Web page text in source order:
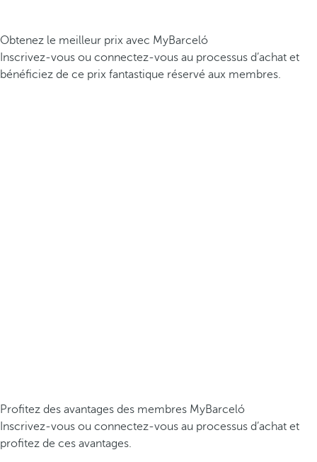
Obtenez le meilleur prix avec MyBarceló
Inscrivez-vous ou connectez-vous au processus d’achat et
bénéficiez de ce prix fantastique réservé aux membres.
Profitez des avantages des membres MyBarceló
Inscrivez-vous ou connectez-vous au processus d’achat et
profitez de ces avantages.